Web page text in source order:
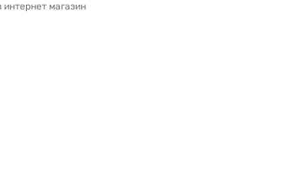
интернет магазин